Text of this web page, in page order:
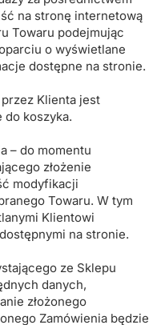
na stronę internetową
Towaru podejmując
o wyświetlane
dostępne na stronie.
Klienta jest
do koszyka.
– do momentu
złożenie
modyfikacji
Towaru. W tym
Klientowi
na stronie.
ze Sklepu
danych,
złożonego
Zamówienia będzie